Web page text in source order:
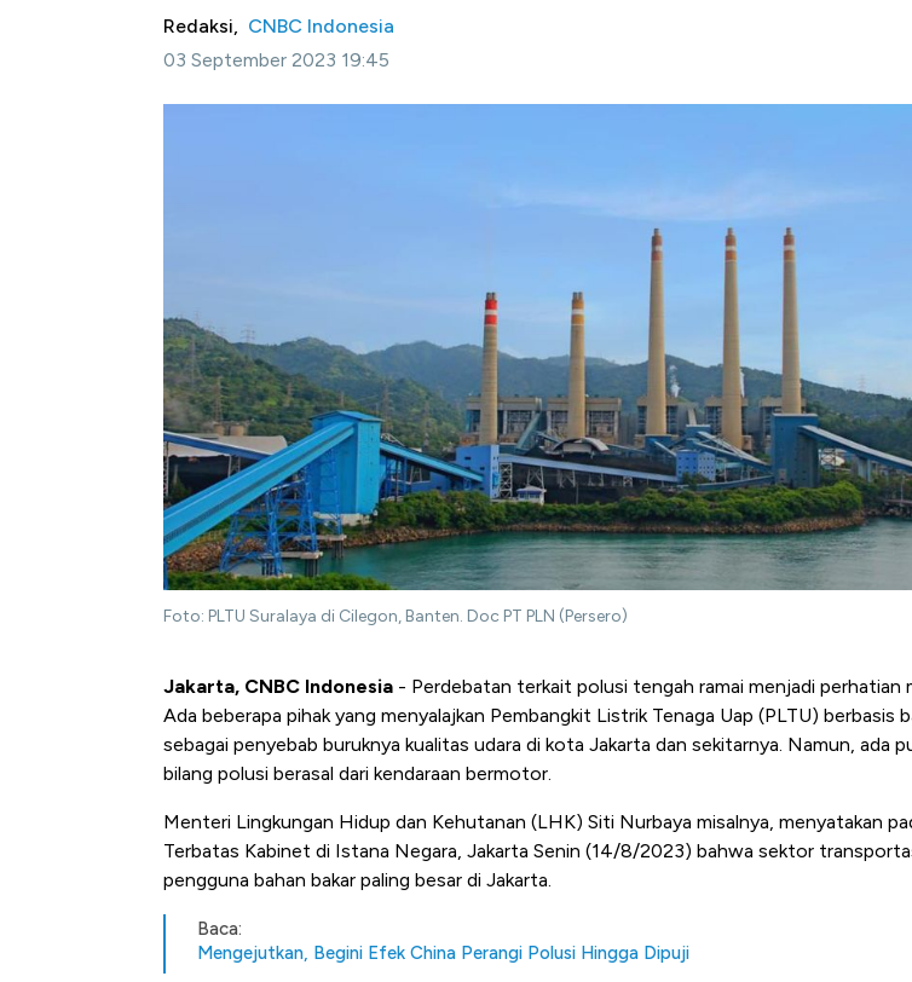
Redaksi, CNBC Indonesia
03 September 2023 19:45
Foto: PLTU Suralaya di Cilegon, Banten. Doc PT PLN (Persero)
Jakarta, CNBC Indonesia - Perdebatan terkait polusi tengah ramai menjadi perhatian
Ada beberapa pihak yang menyalajkan Pembangkit Listrik Tenaga Uap (PLTU) berbasis
sebagai penyebab buruknya kualitas udara di kota Jakarta dan sekitarnya. Namun, ada
bilang polusi berasal dari kendaraan bermotor.
Menteri Lingkungan Hidup dan Kehutanan (LHK) Siti Nurbaya misalnya, menyatakan
Terbatas Kabinet di Istana Negara, Jakarta Senin (14/8/2023) bahwa sektor
pengguna bahan bakar paling besar di Jakarta.
Baca:
Mengejutkan, Begini Efek China Perangi Polusi Hingga Dipuji